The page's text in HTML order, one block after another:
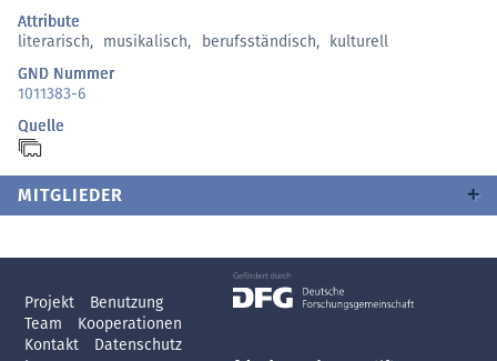
Attribute
literarisch, musikalisch, berufsständisch,
kulturell
GND Nummer
1011383-6
Quelle
MITGLIEDER
Projekt
Benutzung
Team
Kooperationen
Kontakt
Datenschutz